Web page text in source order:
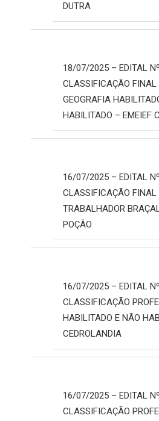
DUTRA
18/07/2025 – EDITAL
CLASSIFICAÇÃO FINAL
GEOGRAFIA
HABILITADO – EMEIEF
16/07/2025 – EDITAL
CLASSIFICAÇÃO FINAL
TRABALHADOR
POÇÃO
16/07/2025 – EDITAL
CLASSIFICAÇÃO
HABILITADO E NÃO
CEDROLANDIA
16/07/2025 – EDITAL
CLASSIFICAÇÃO